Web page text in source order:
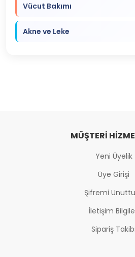
Vücut Bakımı
Akne ve Leke
MÜŞTERI
Yeni Üyelik
Üye Girişi
Şifremi
İletişim
Sipariş Takibi